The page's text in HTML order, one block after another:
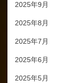
2025年9月
2025年8月
2025年7月
2025年6月
2025年5月